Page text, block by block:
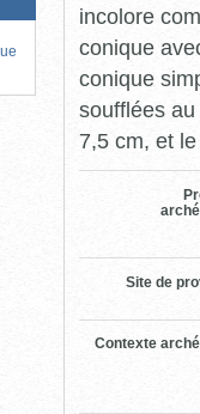
incolore
conique
conique
soufflées
7,5 cm, et
Site de
Contexte